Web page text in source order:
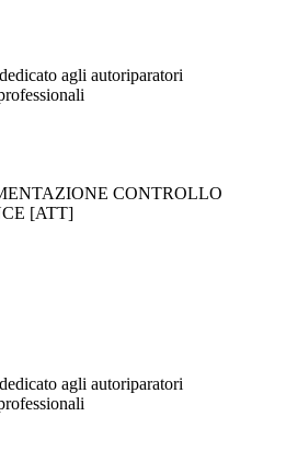
agli autoriparatori
CONTROLLO
[ATT]
agli autoriparatori